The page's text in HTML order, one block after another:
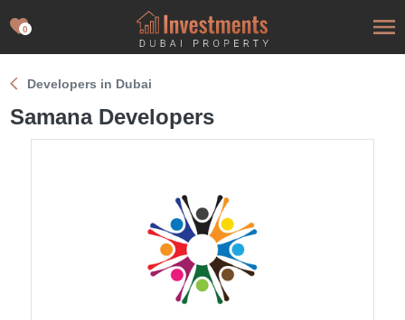
0
Developers in Dubai
Samana Developers